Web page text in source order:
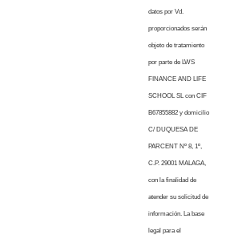
datos por Vd.
proporcionados serán
objeto de tratamiento
por parte de LWS
FINANCE AND LIFE
SCHOOL SL con CIF
B67855882 y domicilio
C/ DUQUESA DE
PARCENT Nº 8, 1º,
C.P. 29001 MALAGA,
con la finalidad de
atender su solicitud de
información. La base
legal para el